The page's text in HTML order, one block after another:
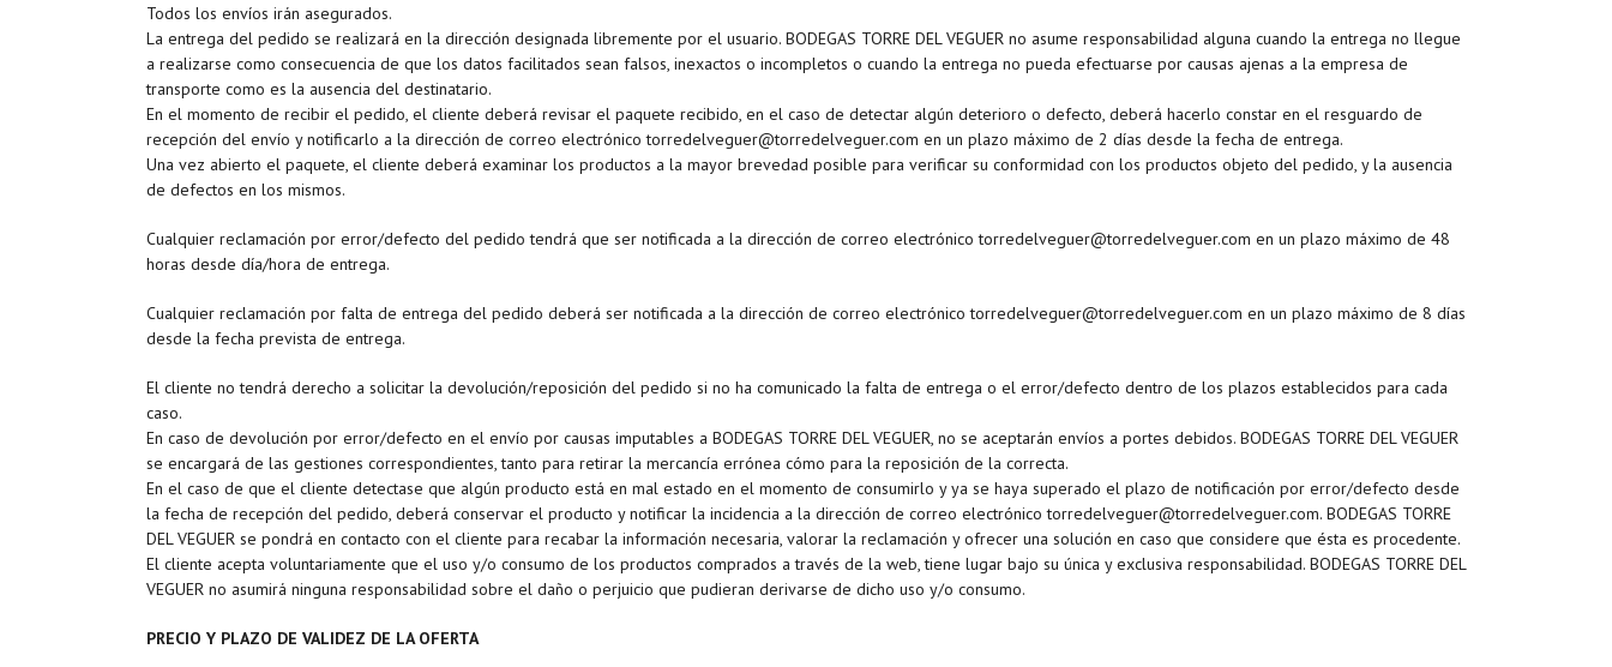
Todos los envíos irán asegurados.
La entrega del pedido se realizará en la dirección designada libremente por el usuario. BODEGAS TORRE DEL VEGUER no asume responsabilidad alguna cuando la entrega no llegue
a realizarse como consecuencia de que los datos facilitados sean falsos, inexactos o incompletos o cuando la entrega no pueda efectuarse por causas ajenas a la empresa de
transporte como es la ausencia del destinatario.
En el momento de recibir el pedido, el cliente deberá revisar el paquete recibido, en el caso de detectar algún deterioro o defecto, deberá hacerlo constar en el resguardo de
recepción del envío y notificarlo a la dirección de correo electrónico torredelveguer@torredelveguer.com en un plazo máximo de 2 días desde la fecha de entrega.
Una vez abierto el paquete, el cliente deberá examinar los productos a la mayor brevedad posible para verificar su conformidad con los productos objeto del pedido, y la ausencia
de defectos en los mismos.
Cualquier reclamación por error/defecto del pedido tendrá que ser notificada a la dirección de correo electrónico torredelveguer@torredelveguer.com en un plazo máximo de 48
horas desde día/hora de entrega.
Cualquier reclamación por falta de entrega del pedido deberá ser notificada a la dirección de correo electrónico torredelveguer@torredelveguer.com en un plazo máximo de 8 días
desde la fecha prevista de entrega.
El cliente no tendrá derecho a solicitar la devolución/reposición del pedido si no ha comunicado la falta de entrega o el error/defecto dentro de los plazos establecidos para cada
caso.
En caso de devolución por error/defecto en el envío por causas imputables a BODEGAS TORRE DEL VEGUER, no se aceptarán envíos a portes debidos. BODEGAS TORRE DEL VEGUER
se encargará de las gestiones correspondientes, tanto para retirar la mercancía errónea cómo para la reposición de la correcta.
En el caso de que el cliente detectase que algún producto está en mal estado en el momento de consumirlo y ya se haya superado el plazo de notificación por error/defecto desde
la fecha de recepción del pedido, deberá conservar el producto y notificar la incidencia a la dirección de correo electrónico torredelveguer@torredelveguer.com. BODEGAS TORRE
DEL VEGUER se pondrá en contacto con el cliente para recabar la información necesaria, valorar la reclamación y ofrecer una solución en caso que considere que ésta es procedente.
El cliente acepta voluntariamente que el uso y/o consumo de los productos comprados a través de la web, tiene lugar bajo su única y exclusiva responsabilidad. BODEGAS TORRE DEL
VEGUER no asumirá ninguna responsabilidad sobre el daño o perjuicio que pudieran derivarse de dicho uso y/o consumo.
PRECIO Y PLAZO DE VALIDEZ DE LA OFERTA